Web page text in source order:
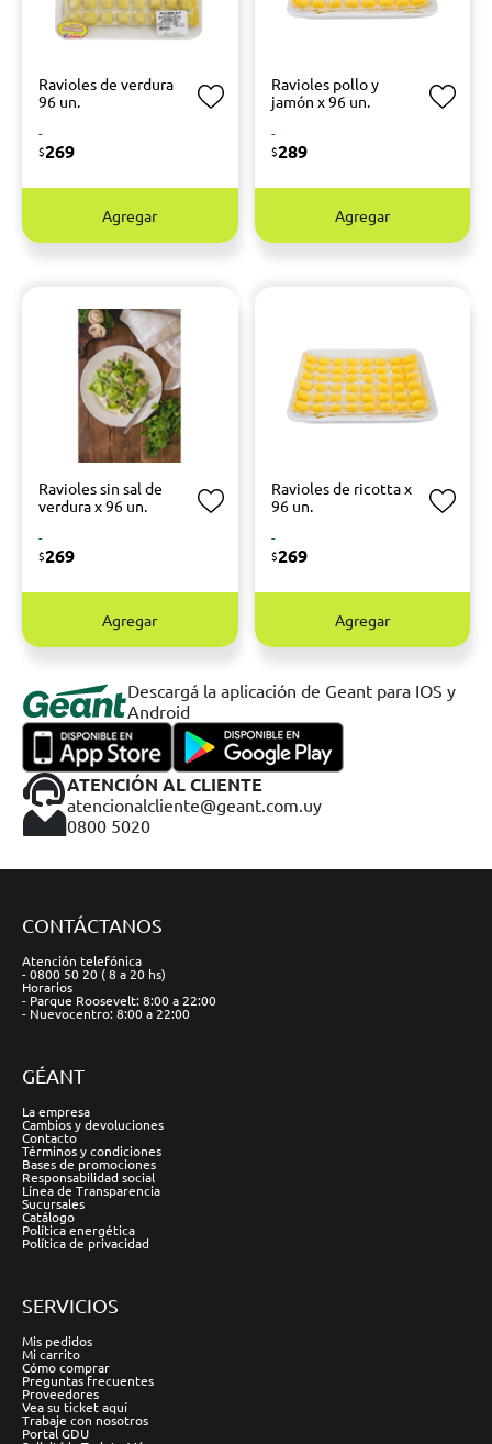
Ravioles de verdura
96 un.
-
$269
Agregar
Ravioles pollo y
jamón x 96 un.
-
$289
Agregar
Ravioles sin sal de
verdura x 96 un.
-
$269
Agregar
Ravioles de ricotta x
96 un.
-
$269
Agregar
Descargá la aplicación de Geant para IOS y
Android
ATENCIÓN AL CLIENTE
atencionalcliente@geant.com.uy
0800 5020
CONTÁCTANOS
Atención telefónica
- 0800 50 20 ( 8 a 20 hs)
Horarios
- Parque Roosevelt: 8:00 a 22:00
- Nuevocentro: 8:00 a 22:00
GÉANT
La empresa
Cambios y devoluciones
Contacto
Términos y condiciones
Bases de promociones
Responsabilidad social
Línea de Transparencia
Sucursales
Catálogo
Política energética
Política de privacidad
SERVICIOS
Mis pedidos
Mi carrito
Cómo comprar
Preguntas frecuentes
Proveedores
Vea su ticket aquí
Trabaje con nosotros
Portal GDU